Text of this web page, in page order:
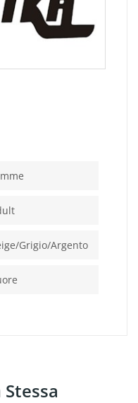
grigio/argento